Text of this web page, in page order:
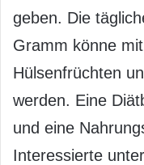
geben. Die
Gramm könne
Hülsenfrüchten
werden. Eine
und eine
Interessierte